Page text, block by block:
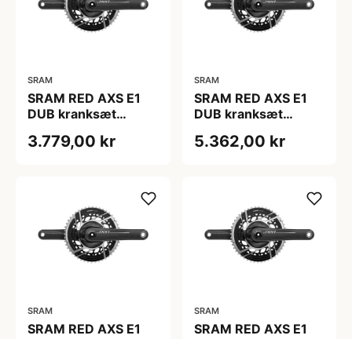
SRAM
SRAM RED AXS E1
DUB kranksæt
3.779,00 kr
SRAM
SRAM RED AXS E1
DUB kranksæt
5.362,00 kr
SRAM
SRAM RED AXS E1
SRAM
SRAM RED AXS E1